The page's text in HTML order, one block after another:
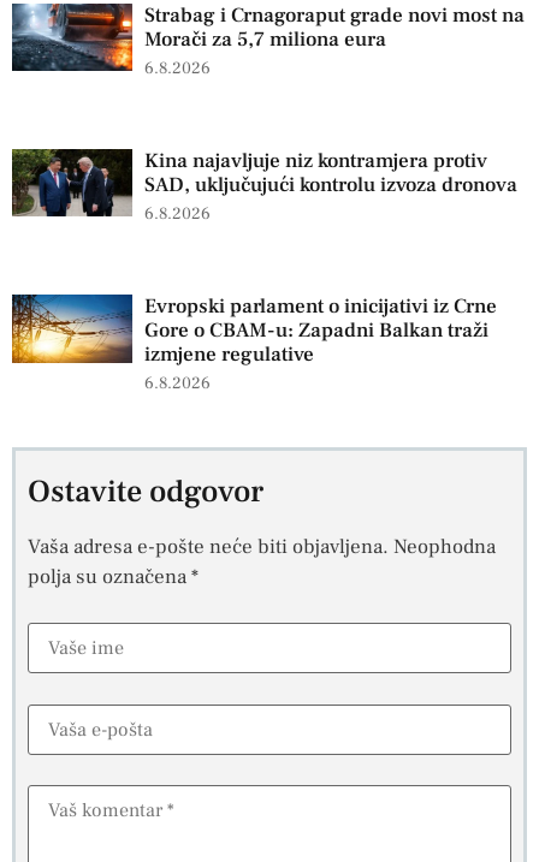
Strabag i Crnagoraput grade novi most na
Morači za 5,7 miliona eura
6.8.2026
Kina najavljuje niz kontramjera protiv
SAD, uključujući kontrolu izvoza dronova
6.8.2026
Evropski parlament o inicijativi iz Crne
Gore o CBAM-u: Zapadni Balkan traži
izmjene regulative
6.8.2026
Ostavite odgovor
Vaša adresa e-pošte neće biti objavljena. Neophodna
polja su označena*